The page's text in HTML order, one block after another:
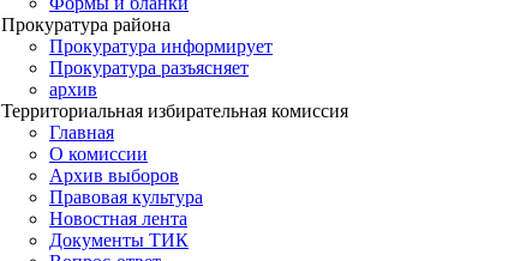
Прокуратура района
Прокуратура информирует
Прокуратура разъясняет
архив
Территориальная избирательная комиссия
Главная
О комиссии
Архив выборов
Правовая культура
Новостная лента
Документы ТИК